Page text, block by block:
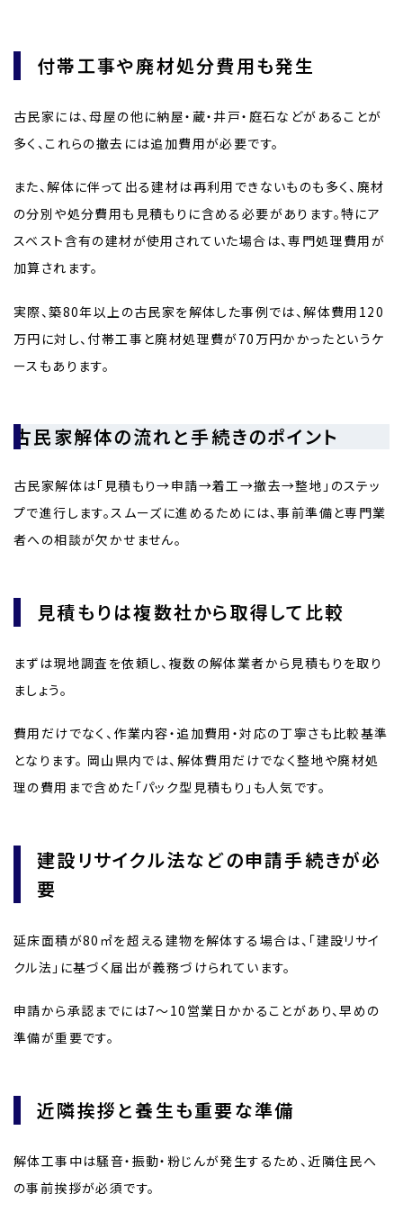
付帯工事や廃材処分費用も発生
古民家には、母屋の他に納屋・蔵・井戸・庭石などがあることが
多く、これらの撤去には追加費用が必要です。
また、解体に伴って出る建材は再利用できないものも多く、廃材
の分別や処分費用も見積もりに含める必要があります。特にア
スベスト含有の建材が使用されていた場合は、専門処理費用が
加算されます。
実際、築80年以上の古民家を解体した事例では、解体費用120
万円に対し、付帯工事と廃材処理費が70万円かかったというケ
ースもあります。
古民家解体の流れと手続きのポイント
古民家解体は「見積もり→申請→着工→撤去→整地」のステッ
プで進行します。スムーズに進めるためには、事前準備と専門業
者への相談が欠かせません。
見積もりは複数社から取得して比較
まずは現地調査を依頼し、複数の解体業者から見積もりを取り
ましょう。
費用だけでなく、作業内容・追加費用・対応の丁寧さも比較基準
となります。 岡山県内では、解体費用だけでなく整地や廃材処
理の費用まで含めた「パック型見積もり」も人気です。
建設リサイクル法などの申請手続きが必
要
延床面積が80㎡を超える建物を解体する場合は、「建設リサイ
クル法」に基づく届出が義務づけられています。
申請から承認までには7～10営業日かかることがあり、早めの
準備が重要です。
近隣挨拶と養生も重要な準備
解体工事中は騒音・振動・粉じんが発生するため、近隣住民へ
の事前挨拶が必須です。